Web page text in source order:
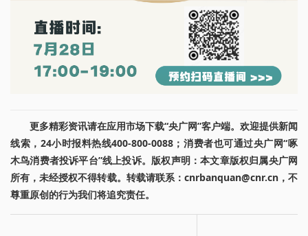
更多精彩资讯请在应用市场下载“央广网”客户端。欢迎提供新闻
线索，24小时报料热线400-800-0088；消费者也可通过央广网“啄
木鸟消费者投诉平台”线上投诉。版权声明：本文章版权归属央广网
所有，未经授权不得转载。转载请联系：cnrbanquan@cnr.cn，不
尊重原创的行为我们将追究责任。